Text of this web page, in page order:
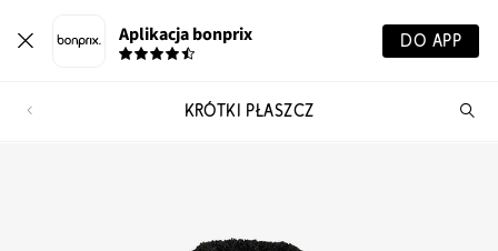
Aplikacja bonprix DO APP
KRÓTKI PŁASZCZ